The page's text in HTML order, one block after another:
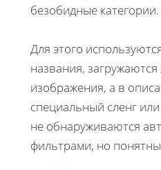
безобидные категории.
Для этого
названия,
изображения, а в
специальный сленг
не обнаруживаются
фильтрами, но